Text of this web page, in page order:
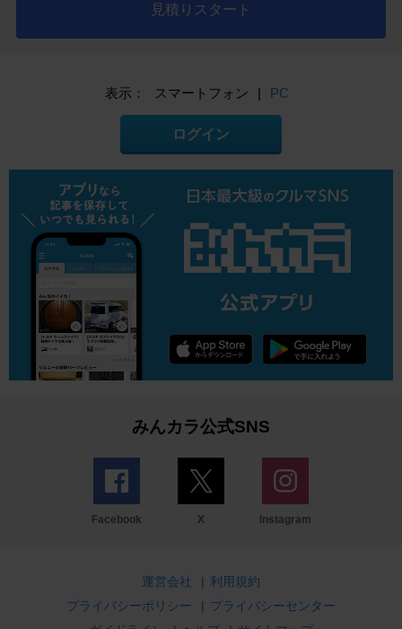
見積りスタート
表示： スマートフォン | PC
ログイン
みんカラ公式SNS
Facebook X Instagram
運営会社 | 利用規約
プライバシーポリシー
| プライバシーセンター